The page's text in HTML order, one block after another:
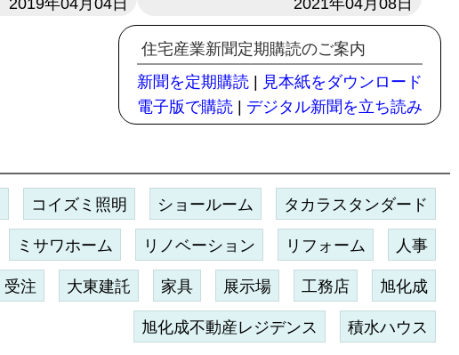
住宅産業新聞定期購読のご案内
新聞を定期購読 | 見本紙をダウンロード
電子版で購読 | デジタル新聞を立ち読み
コイズミ照明 ショールーム タカラスタンダード
ミサワホーム リノベーション リフォーム 人事
受注 大東建託 家具 展示場 工務店 旭化成
旭化成不動産レジデンス 積水ハウス